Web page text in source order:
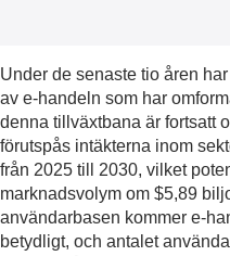
Under de senaste tio åren
av e-handeln som har
denna tillväxtbana är fortsatt
förutspås intäkterna inom
från 2025 till 2030, vilket
marknadsvolym om $5,89
användarbasen kommer e-
betydligt, och antalet